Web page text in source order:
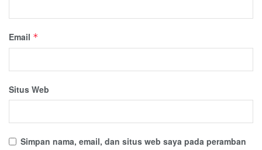
Email *
Situs Web
Simpan nama, email, dan situs web saya pada peramban